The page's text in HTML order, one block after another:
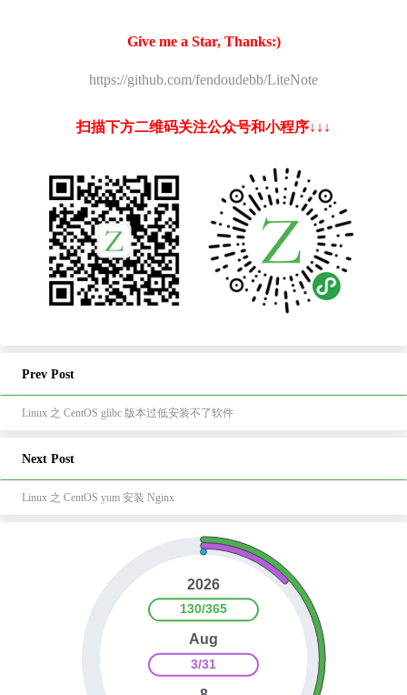
Give me a Star, Thanks:)
https://github.com/fendoudebb/LiteNote
扫描下方二维码关注公众号和小程序↓↓↓
Prev Post
Linux 之 CentOS glibc 版本过低安装不了软件
Next Post
Linux 之 CentOS yum 安装 Nginx